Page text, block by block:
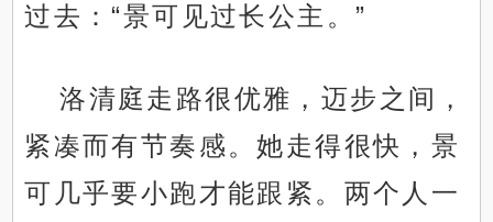
过去：“景可见过长公主。”
洛清庭走路很优雅，迈步之间，
紧凑而有节奏感。她走得很快，景
可几乎要小跑才能跟紧。两个人一